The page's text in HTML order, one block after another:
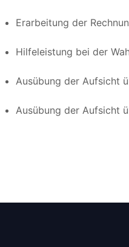
Erarbeitung der
Hilfeleistung bei der
Ausübung der Aufsicht
Ausübung der Aufsicht